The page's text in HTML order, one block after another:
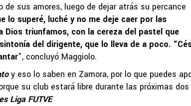
sus amores, luego de dejar atrás su percance
superé, luché y no me deje caer por las
Dios triunfamos, con la cereza del pastel que
del dirigente, que lo lleva de a poco.
”, concluyó Maggiolo.
y eso lo saben en Zamora, por lo que puedes
su club estará libre durante las próximas dos
Liga FUTVE